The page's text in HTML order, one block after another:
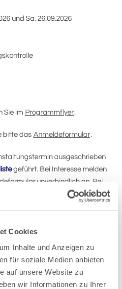
Cookies
Inhalte und Anzeigen zu
für soziale Medien anbieten
auf unsere Website zu
wir Informationen zu Ihrer
und Sa. 26.09.2026
Sie im Programmflyer.
bitte das Anmeldeformular.
ausgeschrieben
geführt. Bei Interesse melden
unverbindlich an. Bei
wird ein Kurstermin festgelegt,
möchten, melden Sie sich